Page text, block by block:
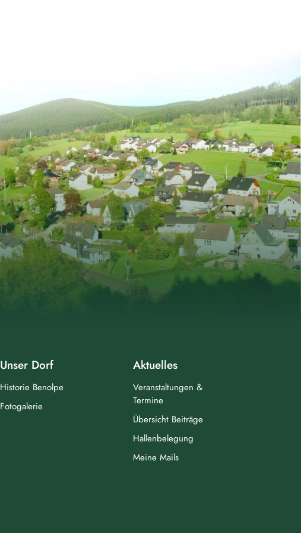
Unser Dorf
Historie Benolpe
Fotogalerie
Aktuelles
Veranstaltungen &
Termine
Übersicht Beiträge
Hallenbelegung
Meine Mails